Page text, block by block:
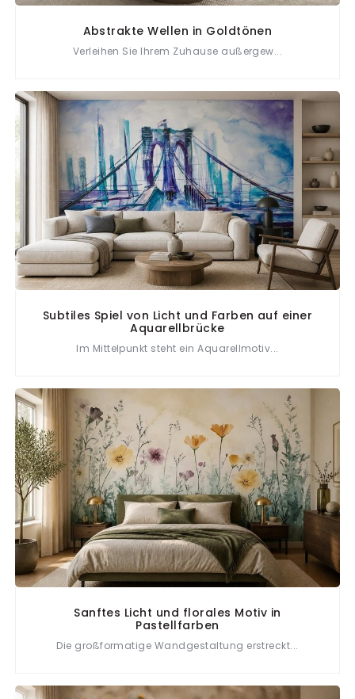
Abstrakte Wellen in Goldtönen
Verleihen Sie Ihrem Zuhause außergew...
Subtiles Spiel von Licht und Farben auf einer
Aquarellbrücke
Im Mittelpunkt steht ein Aquarellmotiv...
Sanftes Licht und florales Motiv in
Pastellfarben
Die großformatige Wandgestaltung erstreckt...